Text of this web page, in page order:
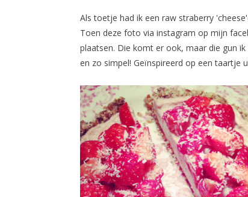
Als toetje had ik een raw straberry
Toen deze foto via instagram op mijn
plaatsen. Die komt er ook, maar die gun
en zo simpel! Geïnspireerd op een taartje